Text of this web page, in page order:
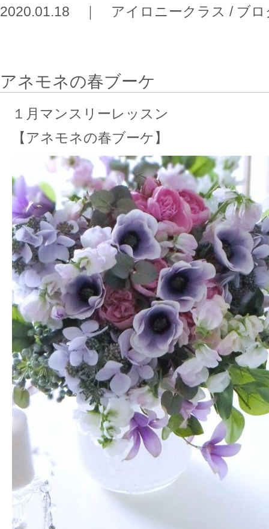
2020.01.18 ｜ アイロニークラス / ブロ
アネモネの春ブーケ
１月マンスリーレッスン
【アネモネの春ブーケ】